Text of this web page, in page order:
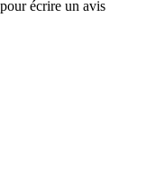
écrire un avis